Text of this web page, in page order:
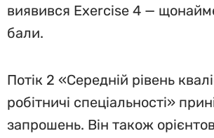
виявився Exercise 4 —
бали.
Потік 2 «Середній рівень
робітничі спеціальності»
запрошень. Він також